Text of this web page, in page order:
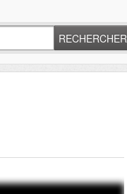
RECHERCHER